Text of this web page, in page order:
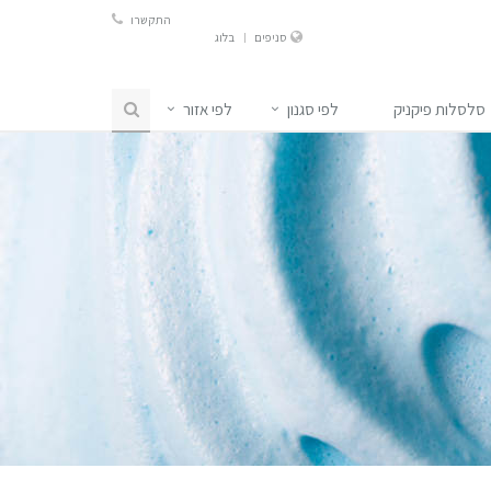
התקשרו
סניפים
בלוג
סלסלות פיקניק לפי סגנון לפי אזור